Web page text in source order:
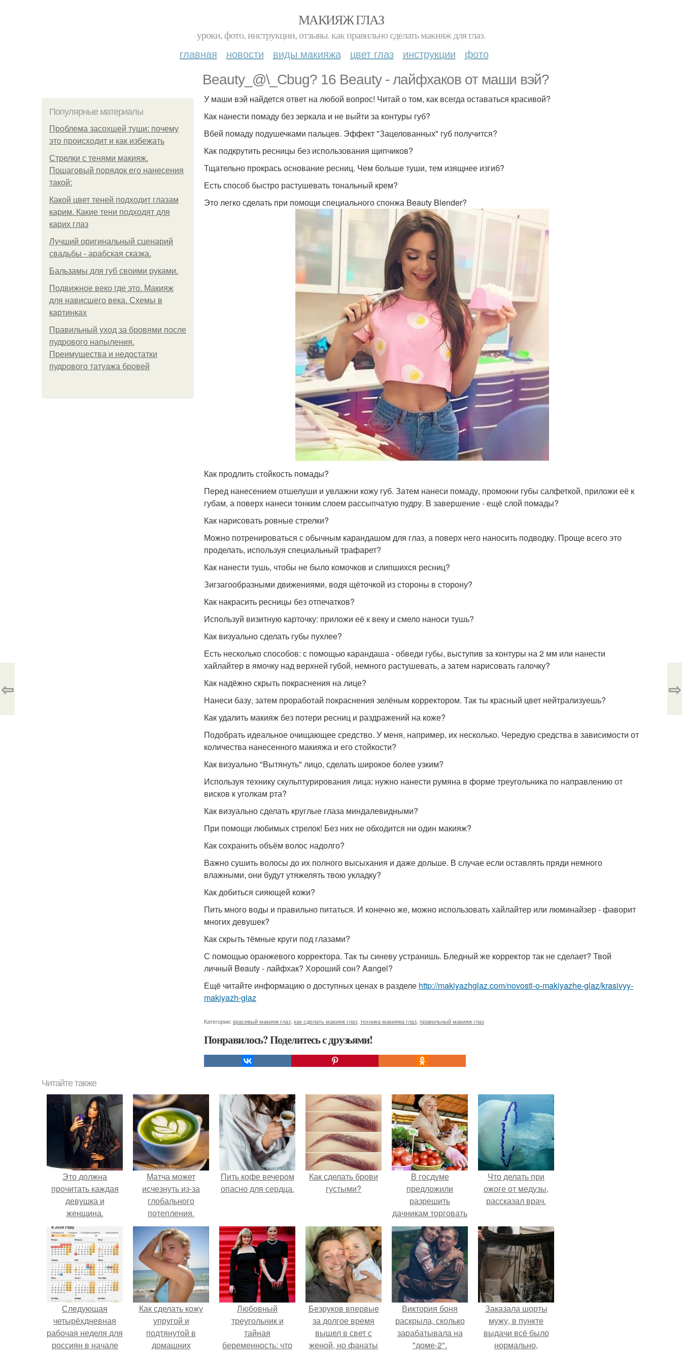
МАКИЯЖ ГЛАЗ
уроки, фото, инструкции, отзывы. как правильно сделать макияж для глаз.
главная новости виды макияжа цвет глаз инструкции фото
Beauty_@\_Cbug? 16 Beauty - лайфхаков от маши вэй?
Популярные материалы
Проблема засохшей туши: почему
это происходит и как избежать
Стрелки с тенями макияж.
Пошаговый порядок его нанесения
такой:
Какой цвет теней подходит глазам
карим. Какие тени подходят для
карих глаз
Лучший оригинальный сценарий
свадьбы - арабская сказка.
Бальзамы для губ своими руками.
Подвижное веко где это. Макияж
для нависшего века. Схемы в
картинках
Правильный уход за бровями после
пудрового напыления.
Преимущества и недостатки
пудрового татуажа бровей
У маши вэй найдется ответ на любой вопрос! Читай о том, как всегда оставаться красивой?
Как нанести помаду без зеркала и не выйти за контуры губ?
Вбей помаду подушечками пальцев. Эффект "Зацелованных" губ получится?
Как подкрутить ресницы без использования щипчиков?
Тщательно прокрась основание ресниц. Чем больше туши, тем изящнее изгиб?
Есть способ быстро растушевать тональный крем?
Это легко сделать при помощи специального спонжа Beauty Blender?
Как продлить стойкость помады?
Перед нанесением отшелуши и увлажни кожу губ. Затем нанеси помаду, промокни губы салфеткой, приложи её к
губам, а поверх нанеси тонким слоем рассыпчатую пудру. В завершение - ещё слой помады?
Как нарисовать ровные стрелки?
Можно потренироваться с обычным карандашом для глаз, а поверх него наносить подводку. Проще всего это
проделать, используя специальный трафарет?
Как нанести тушь, чтобы не было комочков и слипшихся ресниц?
Зигзагообразными движениями, водя щёточкой из стороны в сторону?
Как накрасить ресницы без отпечатков?
Используй визитную карточку: приложи её к веку и смело наноси тушь?
Как визуально сделать губы пухлее?
Есть несколько способов: с помощью карандаша - обведи губы, выступив за контуры на 2 мм или нанести
хайлайтер в ямочку над верхней губой, немного растушевать, а затем нарисовать галочку?
Как надёжно скрыть покраснения на лице?
Нанеси базу, затем проработай покраснения зелёным корректором. Так ты красный цвет нейтрализуешь?
Как удалить макияж без потери ресниц и раздражений на коже?
Подобрать идеальное очищающее средство. У меня, например, их несколько. Чередую средства в зависимости от
количества нанесенного макияжа и его стойкости?
Как визуально "Вытянуть" лицо, сделать широкое более узким?
Используя технику скульптурирования лица: нужно нанести румяна в форме треугольника по направлению от
висков к уголкам рта?
Как визуально сделать круглые глаза миндалевидными?
При помощи любимых стрелок! Без них не обходится ни один макияж?
Как сохранить объём волос надолго?
Важно сушить волосы до их полного высыхания и даже дольше. В случае если оставлять пряди немного
влажными, они будут утяжелять твою укладку?
Как добиться сияющей кожи?
Пить много воды и правильно питаться. И конечно же, можно использовать хайлайтер или люминайзер - фаворит
многих девушек?
Как скрыть тёмные круги под глазами?
С помощью оранжевого корректора. Так ты синеву устранишь. Бледный же корректор так не сделает? Твой
личный Beauty - лайфхак? Хороший сон? Aangel?
Ещё читайте информацию о доступных ценах в разделе http://makiyazhglaz.com/novosti-o-makiyazhe-glaz/krasivyy-
makiyazh-glaz
Категории: красивый макияж глаз как сделать макияж глаз техника макияжа глаз правильный макияж глаз
Понравилось? Поделитесь с друзьями!
⇦ ⇨
Читайте также
Это должна
прочитать каждая
девушка и
женщина.
Матча может
исчезнуть из-за
глобального
потепления.
Пить кофе вечером
опасно для сердца.
Как сделать брови
густыми?
В госдуме
предложили
разрешить
дачникам торговать
своей
сельхозпродукцией
в людных местах.
Что делать при
ожоге от медузы,
рассказал врач.
Следующая
четырёхдневная
рабочая неделя для
россиян в начале
Как сделать кожу
упругой и
подтянутой в
домашних
Любовный
треугольник и
тайная
беременность: что
Безруков впервые
за долгое время
вышел в свет с
женой, но фанаты
Виктория боня
раскрыла, сколько
зарабатывала на
"доме-2".
Заказала шорты
мужу, в пункте
выдачи всё было
нормально,